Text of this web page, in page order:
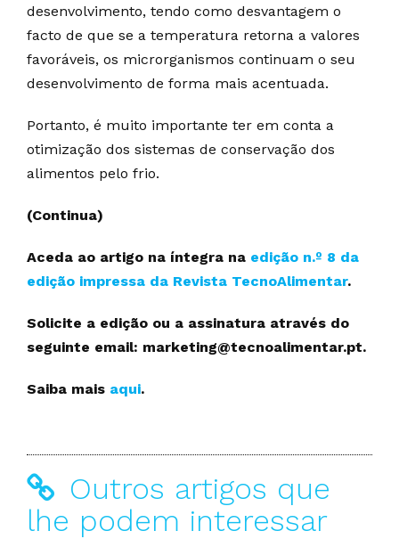
desenvolvimento, tendo como desvantagem o
facto de que se a temperatura retorna a valores
favoráveis, os microrganismos continuam o seu
desenvolvimento de forma mais acentuada.
Portanto, é muito importante ter em conta a
otimização dos sistemas de conservação dos
alimentos pelo frio.
(Continua)
Aceda ao artigo na íntegra na edição n.º 8 da
edição impressa da Revista TecnoAlimentar.
Solicite a edição ou a assinatura através do
seguinte email: marketing@tecnoalimentar.pt.
Saiba mais aqui.
Outros artigos que
lhe podem interessar